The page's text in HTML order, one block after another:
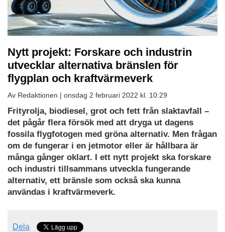
Nytt projekt: Forskare och industrin
utvecklar alternativa bränslen för
flygplan och kraftvärmeverk
Av Redaktionen | onsdag 2 februari 2022 kl. 10:29
Frityrolja, biodiesel, grot och fett från slaktavfall –
det pågår flera försök med att dryga ut dagens
fossila flygfotogen med gröna alternativ. Men frågan
om de fungerar i en jetmotor eller är hållbara är
många gånger oklart. I ett nytt projekt ska forskare
och industri tillsammans utveckla fungerande
alternativ, ett bränsle som också ska kunna
användas i kraftvärmeverk.
Dela